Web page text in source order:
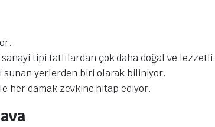
tipi tatlılardan çok daha doğal ve lezzetli.
sunan yerlerden biri olarak biliniyor.
her damak zevkine hitap ediyor.